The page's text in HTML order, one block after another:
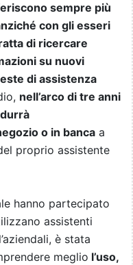
sempre più
con gli esseri
di ricercare
su nuovi
di assistenza
nell’arco di tre anni
o in banca a
proprio assistente
hanno partecipato
assistenti
è stata
meglio l’uso,